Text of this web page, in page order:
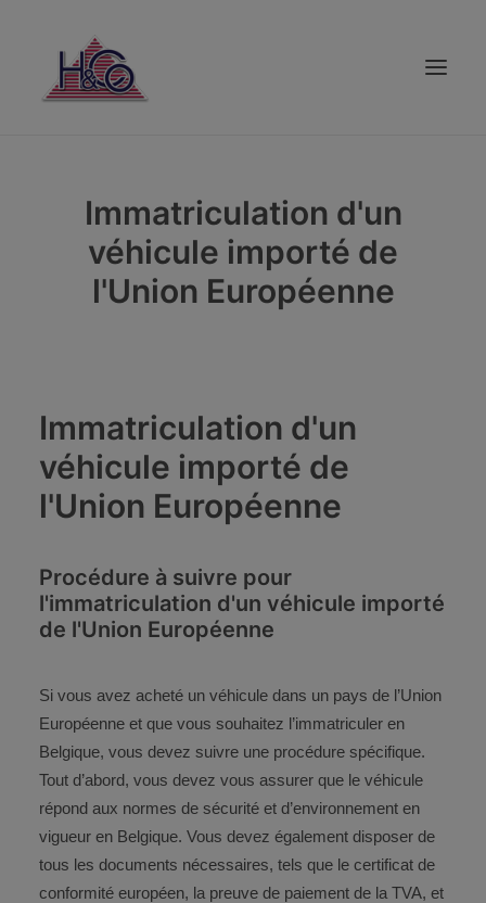
ENTREPRISE
CRÉDIT
ÉPARGNE
AVIS CLIENTS
ASSISTANCE
Immatriculation d'un
véhicule importé de
l'Union Européenne
Immatriculation d'un
véhicule importé de
l'Union Européenne
Procédure à suivre pour
l'immatriculation d'un véhicule importé
de l'Union Européenne
Si vous avez acheté un véhicule dans un pays de l’Union
Européenne et que vous souhaitez l’immatriculer en
Belgique, vous devez suivre une procédure spécifique.
Tout d’abord, vous devez vous assurer que le véhicule
répond aux normes de sécurité et d’environnement en
vigueur en Belgique. Vous devez également disposer de
tous les documents nécessaires, tels que le certificat de
conformité européen, la preuve de paiement de la TVA, et